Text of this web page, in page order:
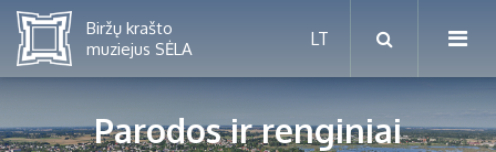
Parodos ir renginiai